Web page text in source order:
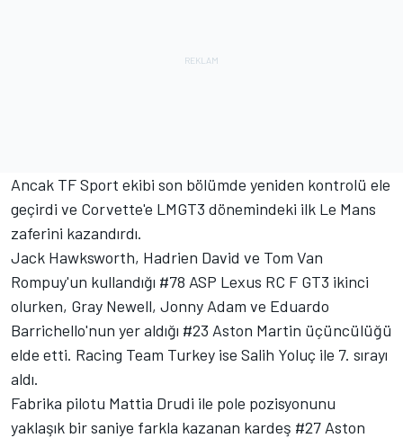
Ancak TF Sport ekibi son bölümde yeniden kontrolü ele
geçirdi ve Corvette'e LMGT3 dönemindeki ilk Le Mans
zaferini kazandırdı.
Jack Hawksworth, Hadrien David ve Tom Van
Rompuy'un kullandığı #78 ASP Lexus RC F GT3 ikinci
olurken, Gray Newell, Jonny Adam ve Eduardo
Barrichello'nun yer aldığı #23 Aston Martin üçüncülüğü
elde etti. Racing Team Turkey ise Salih Yoluç ile 7. sırayı
aldı.
Fabrika pilotu Mattia Drudi ile pole pozisyonunu
yaklaşık bir saniye farkla kazanan kardeş #27 Aston